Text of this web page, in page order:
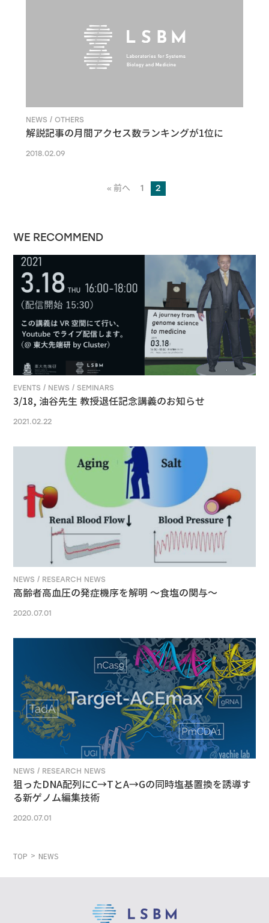
NEWS / OTHERS
解説記事の月間アクセス数ランキングが1位に
2018.02.09
« 前へ 1 2
WE RECOMMEND
EVENTS / NEWS / SEMINARS
3/18, 油谷先生 教授退任記念講義のお知らせ
2021.02.22
NEWS / RESEARCH NEWS
高齢者高血圧の発症機序を解明 ～食塩の関与～
2020.07.01
NEWS / RESEARCH NEWS
狙ったDNA配列にC→TとA→Gの同時塩基置換を誘導す
る新ゲノム編集技術
2020.07.01
TOP NEWS